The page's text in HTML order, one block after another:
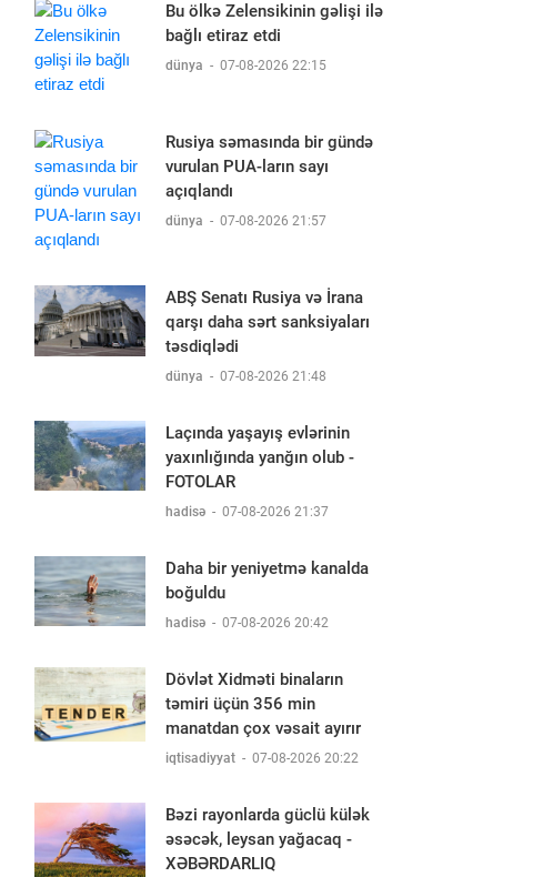
Bu ölkə Zelensikinin gəlişi ilə
bağlı etiraz etdi
dünya - 07-08-2026 22:15
Rusiya səmasında bir gündə
vurulan PUA-ların sayı
açıqlandı
dünya - 07-08-2026 21:57
ABŞ Senatı Rusiya və İrana
qarşı daha sərt sanksiyaları
təsdiqlədi
dünya - 07-08-2026 21:48
Laçında yaşayış evlərinin
yaxınlığında yanğın olub -
FOTOLAR
hadisə - 07-08-2026 21:37
Daha bir yeniyetmə kanalda
boğuldu
hadisə - 07-08-2026 20:42
Dövlət Xidməti binaların
təmiri üçün 356 min
manatdan çox vəsait ayırır
iqtisadiyyat - 07-08-2026 20:22
Bəzi rayonlarda güclü külək
əsəcək, leysan yağacaq -
XƏBƏRDARLIQ